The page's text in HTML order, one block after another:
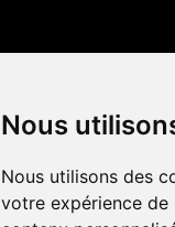
Nous
Nous utilisons des
votre expérience